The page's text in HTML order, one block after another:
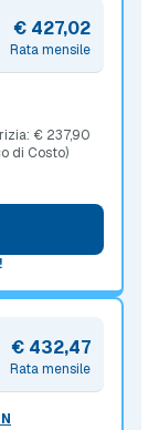
Rata mensile
€ 427,02
€ 237,90
di Costo)
Rata mensile
€ 432,47